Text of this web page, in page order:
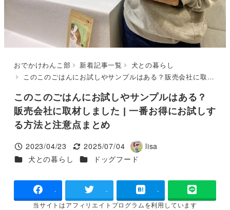
おでかけわんこ部 新着記事一覧
犬との暮らし
このこのごはんにお試しやサンプルはある？販売会社に取材しました | 一番お得にお試しする方法と注意点まとめ
このこのごはんにお試しやサンプルはある？
販売会社に取材しました | 一番お得にお試しす
る方法と注意点まとめ
投稿日
2023/04/23
更新日
2025/07/04
著
者
lisa
カテゴリー
犬との暮らし カテゴリー
ドッグフード
- - -
当サイトはアフィリエイトプログラムを利用しています